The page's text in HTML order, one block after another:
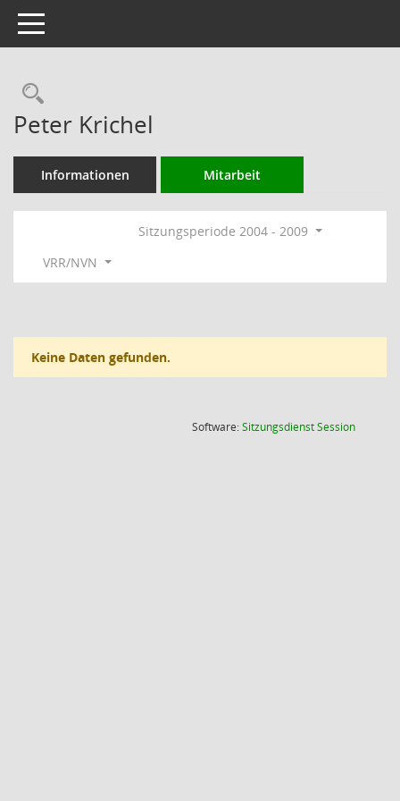
Toggle navigation
Rechercheauswahl
Peter Krichel
Informationen Mitarbeit
Sitzungsperiode 2004 - 2009
VRR/NVN
Keine Daten gefunden.
Software:SitzungsdienstSession(Wird in